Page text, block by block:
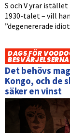
S och V yrar
1930-talet – vill
”degenererade
DAGS FÖR
Det behövs
Kongo, och de
säker en vinst